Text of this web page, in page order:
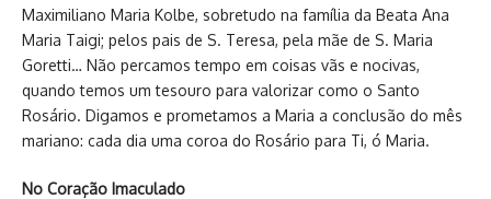
Maximiliano Maria Kolbe, sobretudo na família da Beata Ana
Maria Taigi; pelos pais de S. Teresa, pela mãe de S. Maria
Goretti… Não percamos tempo em coisas vãs e nocivas,
quando temos um tesouro para valorizar como o Santo
Rosário. Digamos e prometamos a Maria a conclusão do mês
mariano: cada dia uma coroa do Rosário para Ti, ó Maria.
No Coração Imaculado